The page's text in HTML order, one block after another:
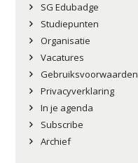
SG Edubadge
Studiepunten
Organisatie
Vacatures
Gebruiksvoorwaarden
Privacyverklaring
In je agenda
Subscribe
Archief